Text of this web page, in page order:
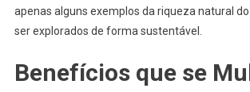
apenas alguns exemplos da riqueza natural
ser explorados de forma sustentável.
Benefícios que se